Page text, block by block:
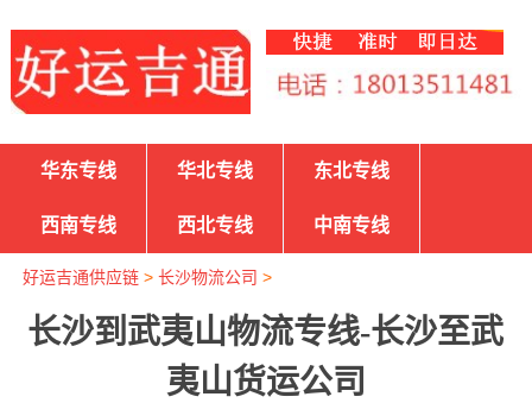
华东专线 华北专线 东北专线
西南专线 西北专线 中南专线
好运吉通供应链> 长沙物流公司 >
长沙到武夷山物流专线-长沙至武
夷山货运公司